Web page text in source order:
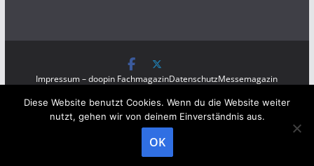
Impressum – doopin FachmagazinDatenschutzMessemagazin
Copyright © 2026Messen auf doopin.de. All rights
reserved.
Diese Website benutzt Cookies. Wenn du die Website weiter
nutzt, gehen wir von deinem Einverständnis aus.
OK